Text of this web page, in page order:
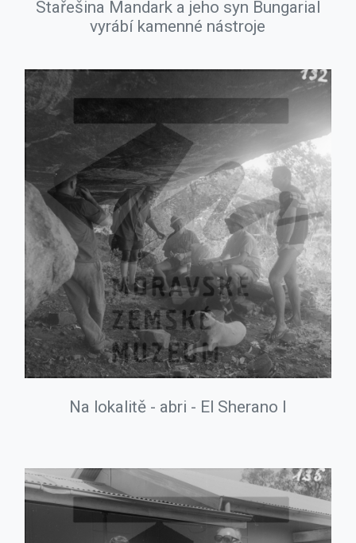
Stařešina Mandark a jeho syn Bungarial
vyrábí kamenné nástroje
Na lokalitě - abri - El Sherano I